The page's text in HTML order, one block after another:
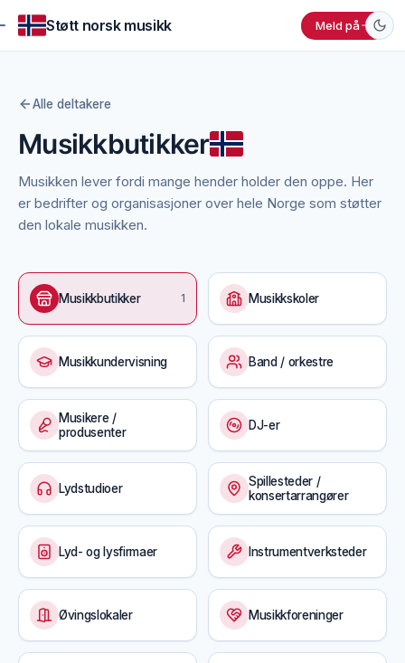
Støtt norsk musikk Meld på
Alle deltakere
Musikkbutikker
Musikken lever fordi mange hender holder den oppe. Her
er bedrifter og organisasjoner over hele Norge som støtter
den lokale musikken.
Musikkbutikker 1 Musikkskoler
Musikkundervisning Band / orkestre
Musikere /
produsenter
DJ-er
Lydstudioer
Spillesteder /
konsertarrangører
Lyd- og lysfirmaer Instrumentverksteder
Øvingslokaler Musikkforeninger